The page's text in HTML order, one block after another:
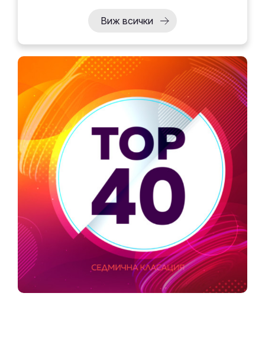
Виж всички